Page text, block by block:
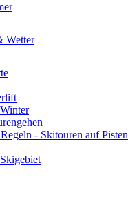
Wetter
- Skitouren auf Pisten